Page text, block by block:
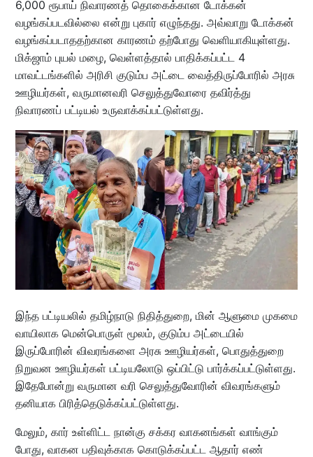
6,000 ரூபாய் நிவாரணத் தொகைக்கான டோக்கன்
வழங்கப்படவில்லை என்று புகார் எழுந்தது. அவ்வாறு டோக்கன்
வழங்கப்படாததற்கான காரணம் தற்போது வெளியாகியுள்ளது.
மிக்ஜாம் புயல் மழை, வெள்ளத்தால் பாதிக்கப்பட்ட 4
மாவட்டங்களில் அரிசி குடும்ப அட்டை வைத்திருப்போரில் அரசு
ஊழியர்கள், வருமானவரி செலுத்துவோரை தவிர்த்து
நிவாரணப் பட்டியல் உருவாக்கப்பட்டுள்ளது.
இந்த பட்டியலில் தமிழ்நாடு நிதித்துறை, மின் ஆளுமை முகமை
வாயிலாக மென்பொருள் மூலம், குடும்ப அட்டையில்
இருப்போரின் விவரங்களை அரசு ஊழியர்கள், பொதுத்துறை
நிறுவன ஊழியர்கள் பட்டியலோடு ஒப்பிட்டு பார்க்கப்பட்டுள்ளது.
இதேபோன்று வருமான வரி செலுத்துவோரின் விவரங்களும்
தனியாக பிரித்தெடுக்கப்பட்டுள்ளது.
மேலும், கார் உள்ளிட்ட நான்கு சக்கர வாகனங்கள் வாங்கும்
போது, வாகன பதிவுக்காக கொடுக்கப்பட்ட ஆதார் எண்